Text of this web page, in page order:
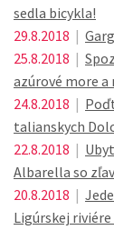
sedla bicykla!
29.8.2018 |
25.8.2018 |
azúrové more a
24.8.2018 |
talianskych
22.8.2018 |
Albarella so
20.8.2018 |
Ligúrskej riviére